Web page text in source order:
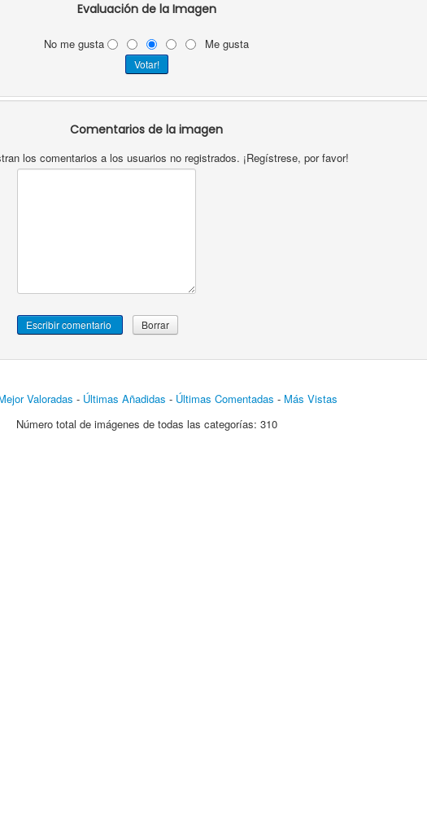
Evaluación de la Imagen
No me gusta Me gusta
Comentarios de la imagen
los comentarios a los usuarios no registrados. ¡Regístrese, por favor!
Valoradas - Últimas Añadidas - Últimas Comentadas - Más Vistas
Número total de imágenes de todas las categorías: 310